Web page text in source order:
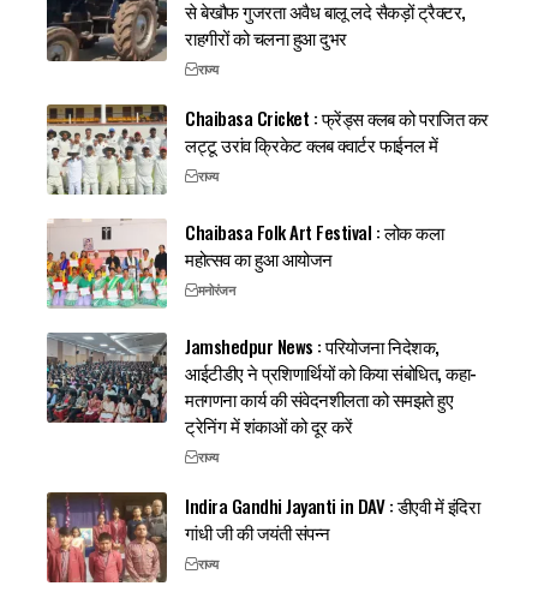
से बेखौफ गुजरता अवैध बालू लदे सैकड़ों ट्रैक्टर,
राहगीरों को चलना हुआ दुभर
राज्य
Chaibasa Cricket : फ्रेंड्स क्लब को पराजित कर
लट्टू उरांव क्रिकेट क्लब क्वार्टर फाईनल में
राज्य
Chaibasa Folk Art Festival : लोक कला
महोत्सव का हुआ आयोजन
मनोरंजन
Jamshedpur News : परियोजना निदेशक,
आईटीडीए ने प्रशिणार्थियों को किया संबोधित, कहा-
मतगणना कार्य की संवेदनशीलता को समझते हुए
ट्रेनिंग में शंकाओं को दूर करें
राज्य
Indira Gandhi Jayanti in DAV : डीएवी में इंदिरा
गांधी जी की जयंती संपन्न
राज्य